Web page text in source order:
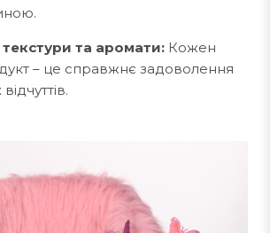
та аромати: Кожен
– це справжнє задоволення